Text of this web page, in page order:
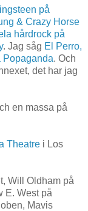
på
& Crazy Horse
hårdrock på
. Jag såg El Perro,
Popaganda. Och
det har jag
en massa på
Theatre i Los
Will Oldham på
E. West på
Mavis